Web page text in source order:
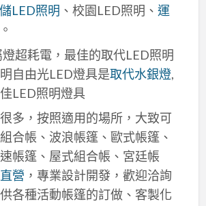
LED照明 、校園LED照明、 運
。
超耗電，最佳的取代LED照明
自由光LED燈具是取代水銀燈,
LED照明燈具
多，按照適用的場所，大致可
合帳、波浪帳篷、歐式帳篷、
帳篷、屋式組合帳、宮廷帳
營 ，專業設計開發，歡迎洽詢
各種活動帳篷的訂做、客製化